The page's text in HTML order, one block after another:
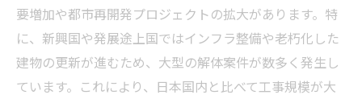
要増加や都市再開発プロジェクトの拡大があります。特
に、新興国や発展途上国ではインフラ整備や老朽化した
建物の更新が進むため、大型の解体案件が数多く発生し
ています。これにより、日本国内と比べて工事規模が大